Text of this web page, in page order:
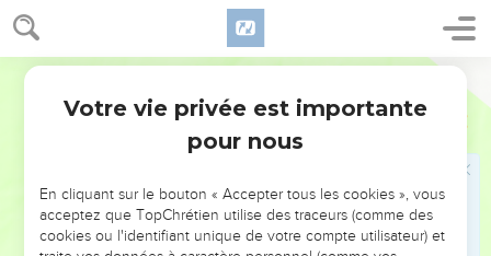
Psaumes 99
Éternel, notre Dieu ! tu leur as répondu, tu as été pour eux
un Dieu qui pardonnait, et prenait vengeance de leurs actes.
Exaltez l'Éternel, notre Dieu, et prosternez-vous en la
montagne de sa sainteté ; car l'Éternel, notre Dieu, est saint.
Seuls les Évangiles sont disponibles en vidéo pour le moment.
Votre vie privée est importante
pour nous
En cliquant sur le bouton « Accepter tous les cookies », vous
acceptez que TopChrétien utilise des traceurs (comme des
cookies ou l'identifiant unique de votre compte utilisateur) et